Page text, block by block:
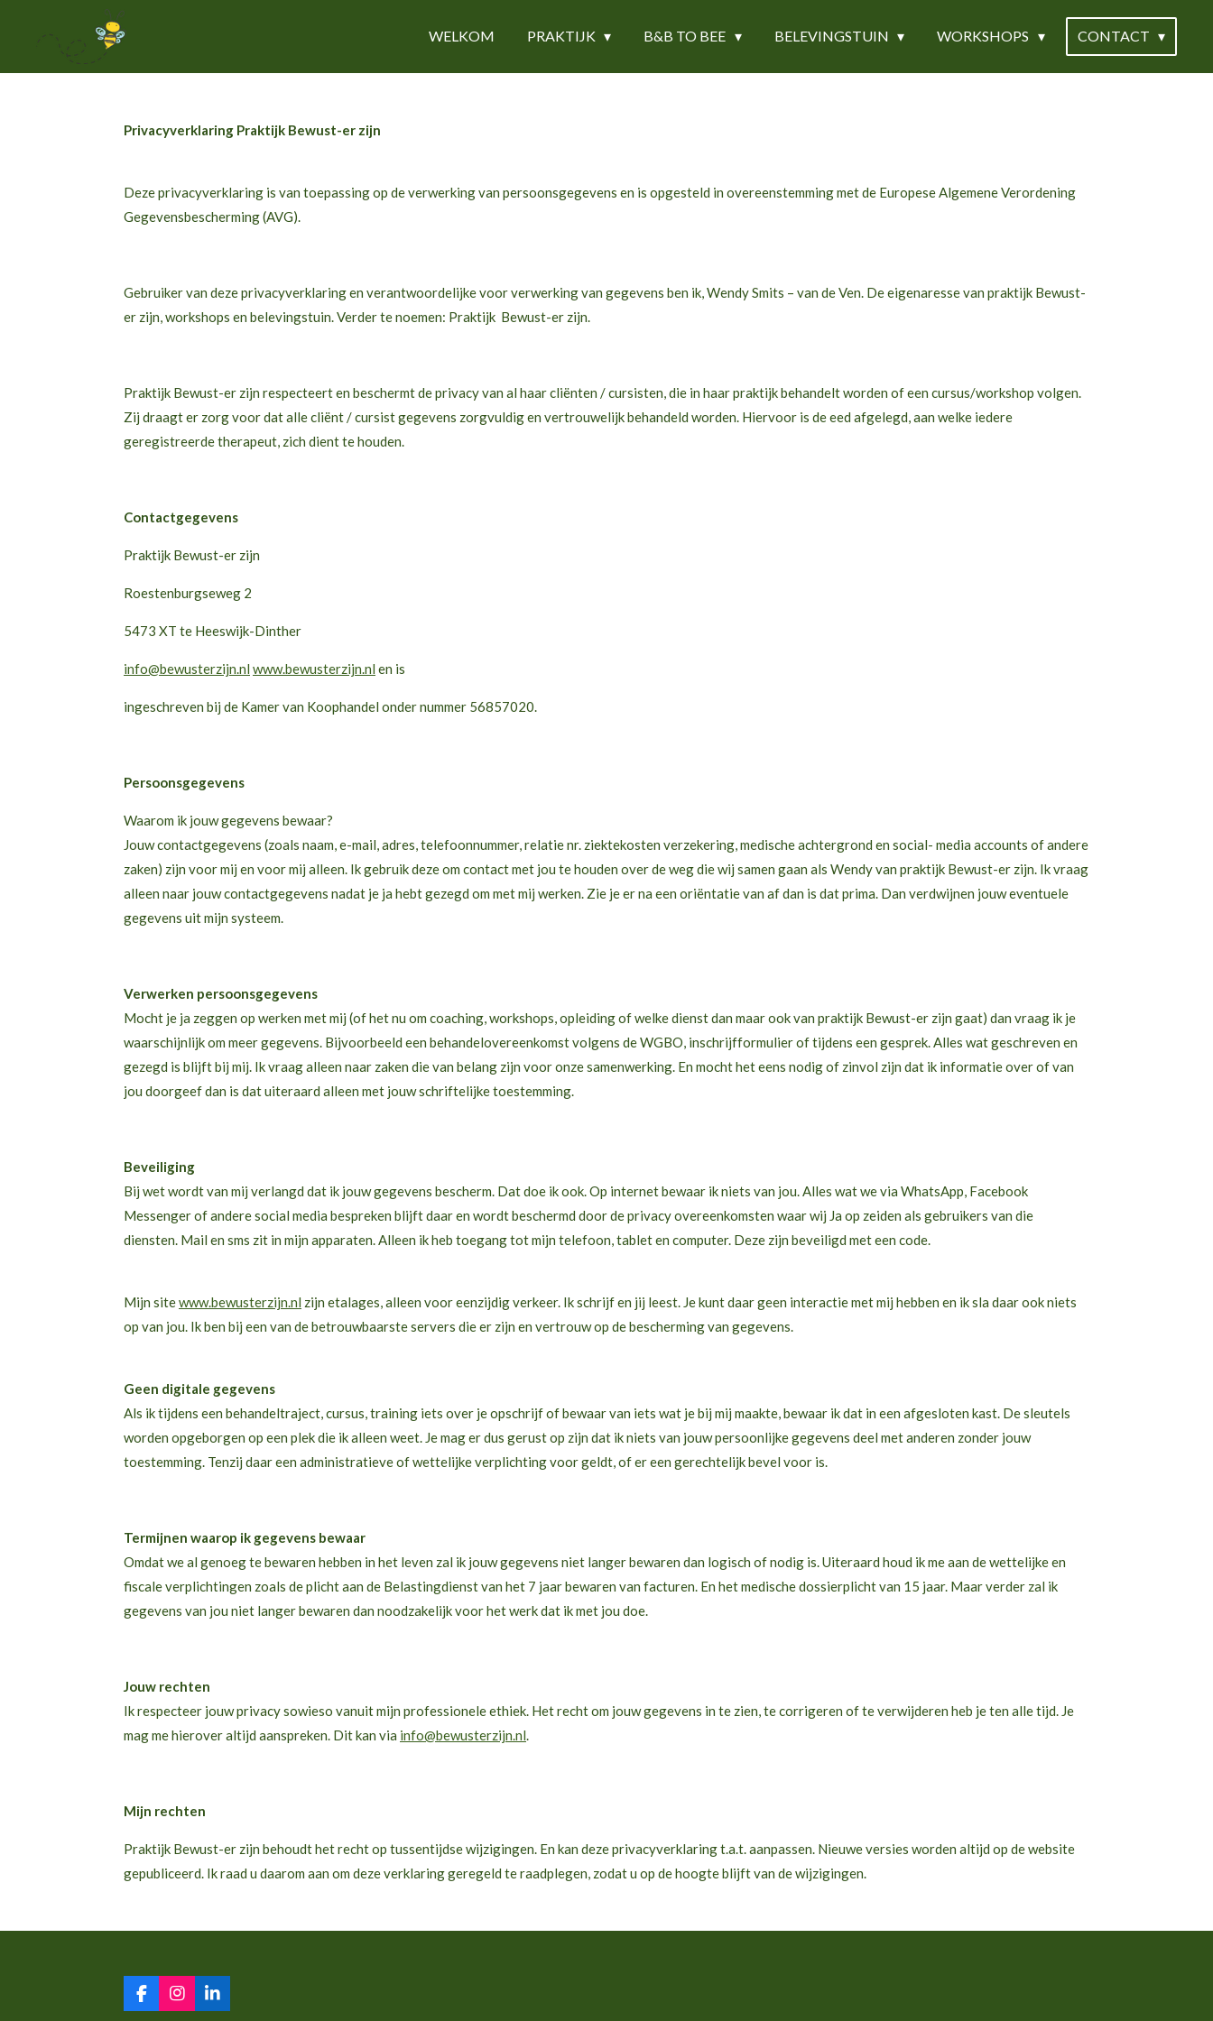
direct
WELKOM PRAKTIJK B&B TO BEE BELEVINGSTUIN WORKSHOPS CONTACT
Privacyverklaring Praktijk Bewust-er zijn
Deze privacyverklaring is van toepassing op de verwerking van persoonsgegevens en is opgesteld in overeenstemming met de Europese Algemene Verordening
Gegevensbescherming (AVG).
Gebruiker van deze privacyverklaring en verantwoordelijke voor verwerking van gegevens ben ik, Wendy Smits – van de Ven. De eigenaresse van praktijk Bewust-
er zijn, workshops en belevingstuin. Verder te noemen: Praktijk Bewust-er zijn.
Praktijk Bewust-er zijn respecteert en beschermt de privacy van al haar cliënten / cursisten, die in haar praktijk behandelt worden of een cursus/workshop volgen.
Zij draagt er zorg voor dat alle cliënt / cursist gegevens zorgvuldig en vertrouwelijk behandeld worden. Hiervoor is de eed afgelegd, aan welke iedere
geregistreerde therapeut, zich dient te houden.
Contactgegevens
Praktijk Bewust-er zijn
Roestenburgseweg 2
5473 XT te Heeswijk-Dinther
info@bewusterzijn.nl www.bewusterzijn.nl en is
ingeschreven bij de Kamer van Koophandel onder nummer 56857020.
Persoonsgegevens
Waarom ik jouw gegevens bewaar?
Jouw contactgegevens (zoals naam, e-mail, adres, telefoonnummer, relatie nr. ziektekosten verzekering, medische achtergrond en social- media accounts of andere
zaken) zijn voor mij en voor mij alleen. Ik gebruik deze om contact met jou te houden over de weg die wij samen gaan als Wendy van praktijk Bewust-er zijn. Ik vraag
alleen naar jouw contactgegevens nadat je ja hebt gezegd om met mij werken. Zie je er na een oriëntatie van af dan is dat prima. Dan verdwijnen jouw eventuele
gegevens uit mijn systeem.
Verwerken persoonsgegevens
Mocht je ja zeggen op werken met mij (of het nu om coaching, workshops, opleiding of welke dienst dan maar ook van praktijk Bewust-er zijn gaat) dan vraag ik je
waarschijnlijk om meer gegevens. Bijvoorbeeld een behandelovereenkomst volgens de WGBO, inschrijfformulier of tijdens een gesprek. Alles wat geschreven en
gezegd is blijft bij mij. Ik vraag alleen naar zaken die van belang zijn voor onze samenwerking. En mocht het eens nodig of zinvol zijn dat ik informatie over of van
jou doorgeef dan is dat uiteraard alleen met jouw schriftelijke toestemming.
Beveiliging
Bij wet wordt van mij verlangd dat ik jouw gegevens bescherm. Dat doe ik ook. Op internet bewaar ik niets van jou. Alles wat we via WhatsApp, Facebook
Messenger of andere social media bespreken blijft daar en wordt beschermd door de privacy overeenkomsten waar wij Ja op zeiden als gebruikers van die
diensten. Mail en sms zit in mijn apparaten. Alleen ik heb toegang tot mijn telefoon, tablet en computer. Deze zijn beveiligd met een code.
Mijn sitewww.bewusterzijn.nl zijn etalages, alleen voor eenzijdig verkeer. Ik schrijf en jij leest. Je kunt daar geen interactie met mij hebben en ik sla daar ook niets
op van jou. Ik ben bij een van de betrouwbaarste servers die er zijn en vertrouw op de bescherming van gegevens.
Geen digitale gegevens
Als ik tijdens een behandeltraject, cursus, training iets over je opschrijf of bewaar van iets wat je bij mij maakte, bewaar ik dat in een afgesloten kast. De sleutels
worden opgeborgen op een plek die ik alleen weet. Je mag er dus gerust op zijn dat ik niets van jouw persoonlijke gegevens deel met anderen zonder jouw
toestemming. Tenzij daar een administratieve of wettelijke verplichting voor geldt, of er een gerechtelijk bevel voor is.
Termijnen waarop ik gegevens bewaar
Omdat we al genoeg te bewaren hebben in het leven zal ik jouw gegevens niet langer bewaren dan logisch of nodig is. Uiteraard houd ik me aan de wettelijke en
fiscale verplichtingen zoals de plicht aan de Belastingdienst van het 7 jaar bewaren van facturen. En het medische dossierplicht van 15 jaar. Maar verder zal ik
gegevens van jou niet langer bewaren dan noodzakelijk voor het werk dat ik met jou doe.
Jouw rechten
Ik respecteer jouw privacy sowieso vanuit mijn professionele ethiek. Het recht om jouw gegevens in te zien, te corrigeren of te verwijderen heb je ten alle tijd. Je
mag me hierover altijd aanspreken. Dit kan via info@bewusterzijn.nl.
Mijn rechten
Praktijk Bewust-er zijn behoudt het recht op tussentijdse wijzigingen. En kan deze privacyverklaring t.a.t. aanpassen. Nieuwe versies worden altijd op de website
gepubliceerd. Ik raad u daarom aan om deze verklaring geregeld te raadplegen, zodat u op de hoogte blijft van de wijzigingen.
F
a
I
n
L
i